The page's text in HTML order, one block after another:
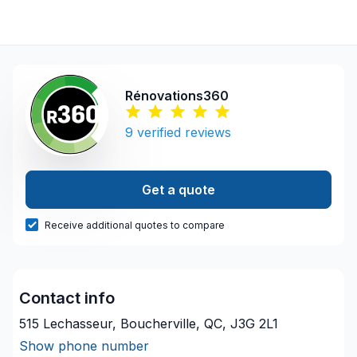
Rénovations360
9 verified reviews
Get a quote
Receive additional quotes to compare
Contact info
515 Lechasseur, Boucherville, QC, J3G 2L1
Show phone number